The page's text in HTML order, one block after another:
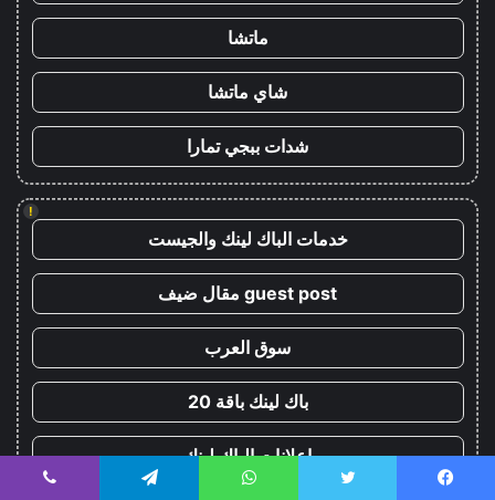
ماتشا
شاي ماتشا
شدات ببجي تمارا
!
خدمات الباك لينك والجيست
guest post مقال ضيف
سوق العرب
باك لينك باقة 20
اعلانات الباك لينك